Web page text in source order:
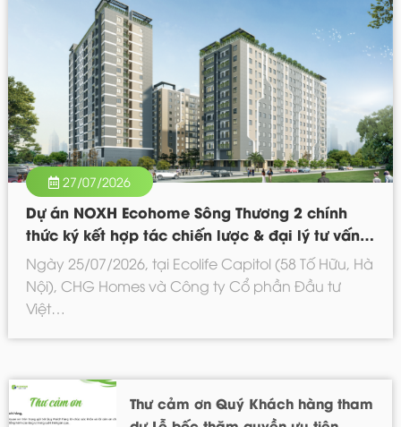
27/07/2026
Dự án NOXH Ecohome Sông Thương 2 chính
thức ký kết hợp tác chiến lược & đại lý tư vấn
độc quyền
Ngày 25/07/2026, tại Ecolife Capitol (58 Tố Hữu, Hà
Nội), CHG Homes và Công ty Cổ phần Đầu tư
Việt…
Thư cảm ơn Quý Khách hàng tham